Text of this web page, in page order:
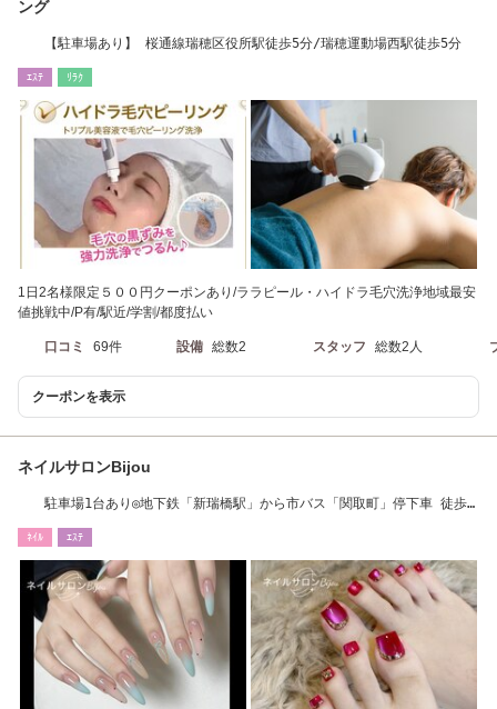
ング
【駐車場あり】 桜通線瑞穂区役所駅徒歩5分/瑞穂運動場西駅徒歩5分
ｴｽﾃ ﾘﾗｸ
1日2名様限定５００円クーポンあり/ララピール・ハイドラ毛穴洗浄地域最安
値挑戦中/P有/駅近/学割/都度払い
口コミ 69件 設備 総数2 スタッフ 総数2人
クーポンを表示
ネイルサロンBijou
駐車場1台あり◎地下鉄「新瑞橋駅」から市バス「関取町」停下車 徒歩3
ﾈｲﾙ ｴｽﾃ